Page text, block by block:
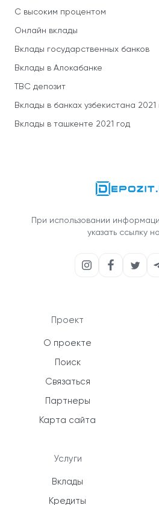
С высоким процентом
Онлайн вклады
Вклады государственных банков
Вклады в Алокабанке
TBC депозит
Вклады в банках узбекистана 2021
Вклады в ташкенте 2021 год
При использовании
указать ссылку
Проект
О проекте
Поиск
Связаться
Партнеры
Карта сайта
Услуги
Вклады
Кредиты